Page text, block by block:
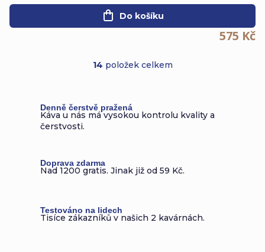
575 Kč
Do košíku
l
a
í
14 položek celkem
Denně čerstvě pražená
Káva u nás má vysokou kontrolu kvality a
čerstvosti.
Doprava zdarma
Nad 1200 gratis. Jinak již od 59 Kč.
Testováno na lidech
Tisíce zákazníků v našich 2 kavárnách.